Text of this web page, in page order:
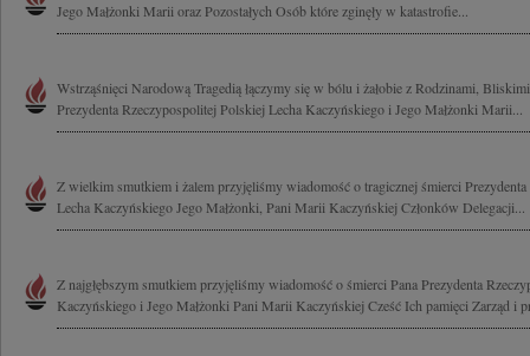
Jego Małżonki Marii oraz Pozostałych Osób które zginęły w katastrofie...
Wstrząśnięci Narodową Tragedią łączymy się w bólu i żałobie z Rodzinami,
Prezydenta Rzeczypospolitej Polskiej Lecha Kaczyńskiego i Jego Małżonki Marii...
Z wielkim smutkiem i żalem przyjęliśmy wiadomość o tragicznej śmierci
Lecha Kaczyńskiego Jego Małżonki, Pani Marii Kaczyńskiej Członków Delegacji...
Z najgłębszym smutkiem przyjęliśmy wiadomość o śmierci Pana Prezydenta
Kaczyńskiego i Jego Małżonki Pani Marii Kaczyńskiej Cześć Ich pamięci Zarząd i